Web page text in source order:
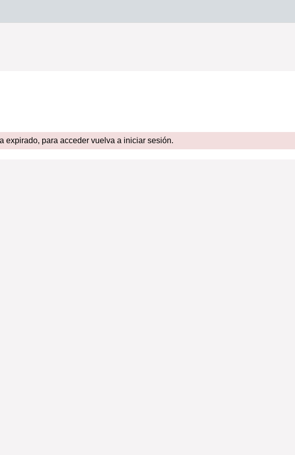
expirado, para acceder vuelva a iniciar sesión.